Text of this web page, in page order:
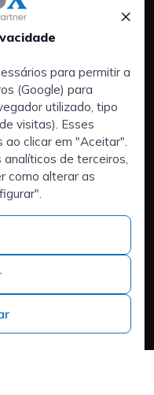
×
para permitir a
(Google) para
utilizado, tipo
visitas). Esses
ao clicar em "Aceitar".
de terceiros,
como alterar as
de Executivos
(RPO)
um novo desafio?